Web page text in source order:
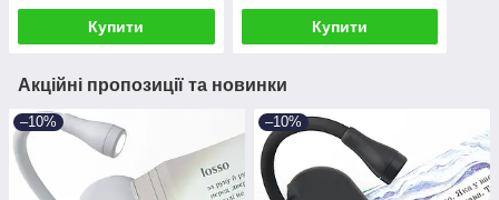
Купити Купити
Акційні пропозиції та новинки
–10% –10%